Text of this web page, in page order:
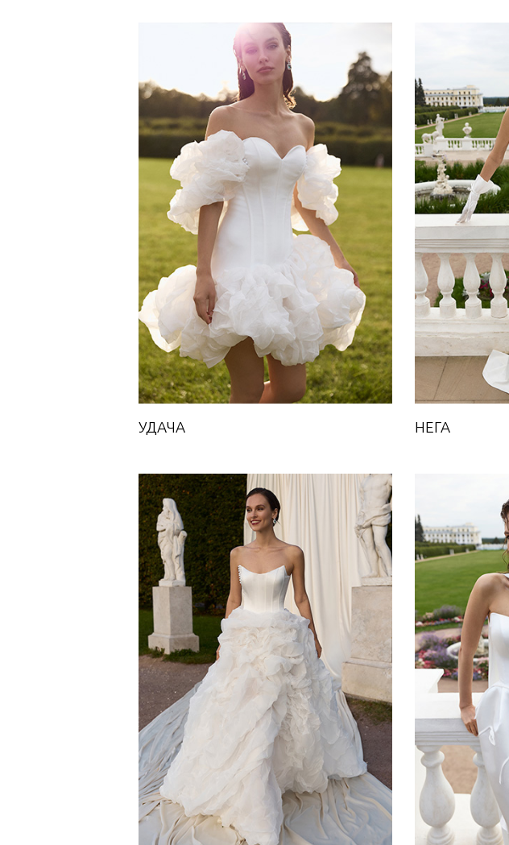
УДАЧА
Towards A Dream
УДАЧА НЕГА
ВОСХОД
Towards A Dream